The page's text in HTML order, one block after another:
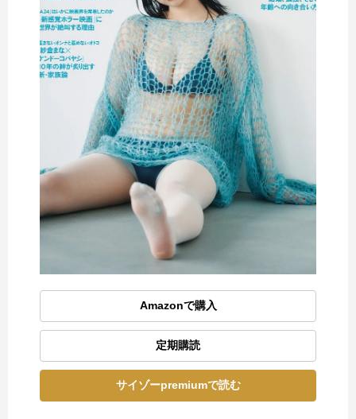
Amazonで購入
定期購読
サイゾーpremiumで読む